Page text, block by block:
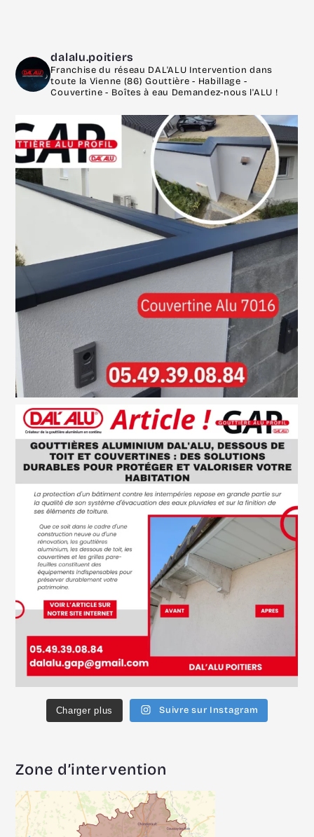
dalalu.poitiers
Franchise du réseau DAL'ALU Intervention dans
toute la Vienne (86)Gouttière - Habillage -
Couvertine - Boîtes à eau Demandez-nous l'ALU !
Charger plus Suivre sur Instagram
Zone d’intervention